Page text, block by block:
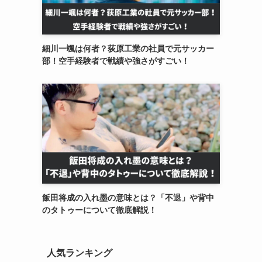
細川一颯は何者？荻原工業の社員で元サッカー
部！空手経験者で戦績や強さがすごい！
飯田将成の入れ墨の意味とは？「不退」や背中
のタトゥーについて徹底解説！
人気ランキング